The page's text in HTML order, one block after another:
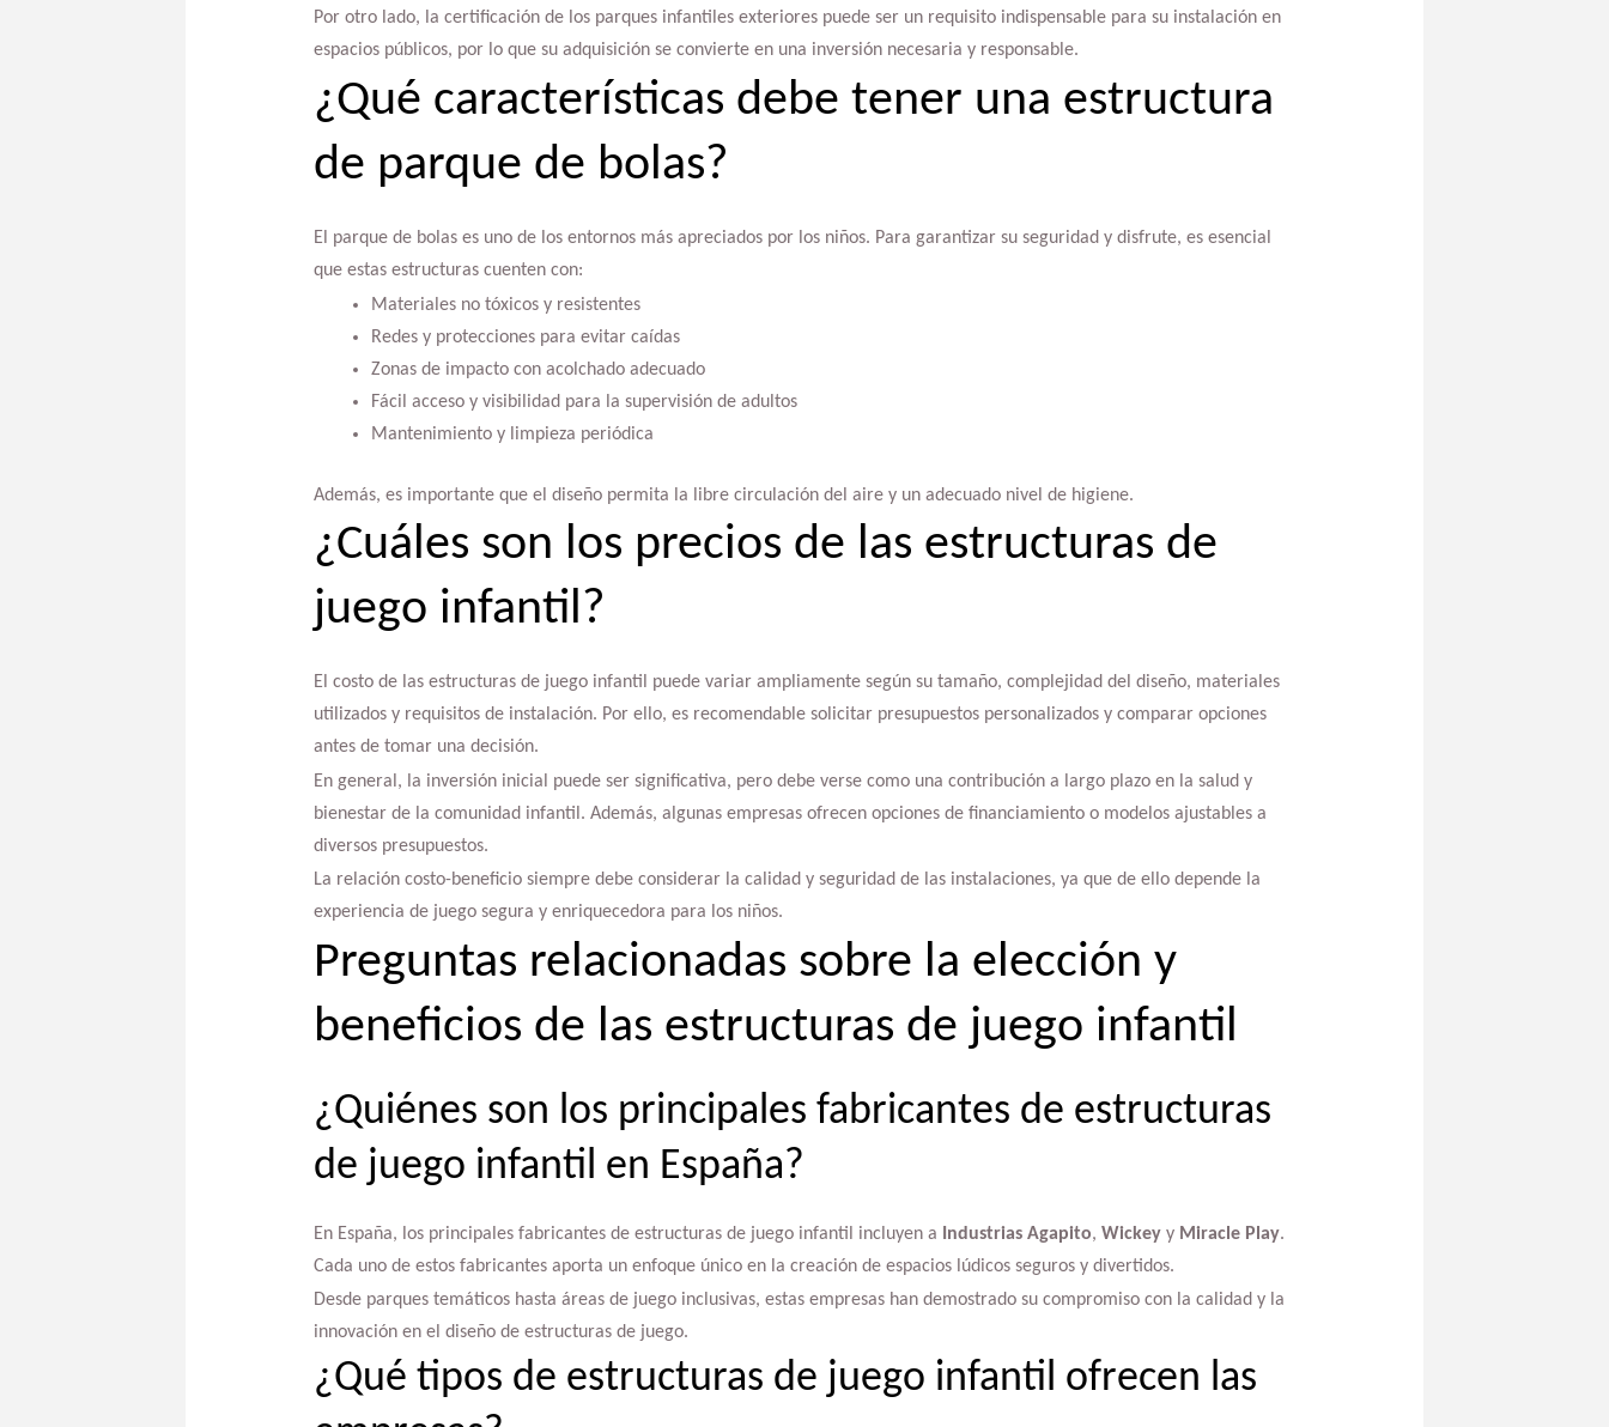
Por otro lado, la certificación de los parques infantiles exteriores puede ser un requisito indispensable para su instalación en
espacios públicos, por lo que su adquisición se convierte en una inversión necesaria y responsable.
¿Qué características debe tener una estructura
de parque de bolas?
El parque de bolas es uno de los entornos más apreciados por los niños. Para garantizar su seguridad y disfrute, es esencial
que estas estructuras cuenten con:
Materiales no tóxicos y resistentes
Redes y protecciones para evitar caídas
Zonas de impacto con acolchado adecuado
Fácil acceso y visibilidad para la supervisión de adultos
Mantenimiento y limpieza periódica
Además, es importante que el diseño permita la libre circulación del aire y un adecuado nivel de higiene.
¿Cuáles son los precios de las estructuras de
juego infantil?
El costo de las estructuras de juego infantil puede variar ampliamente según su tamaño, complejidad del diseño, materiales
utilizados y requisitos de instalación. Por ello, es recomendable solicitar presupuestos personalizados y comparar opciones
antes de tomar una decisión.
En general, la inversión inicial puede ser significativa, pero debe verse como una contribución a largo plazo en la salud y
bienestar de la comunidad infantil. Además, algunas empresas ofrecen opciones de financiamiento o modelos ajustables a
diversos presupuestos.
La relación costo-beneficio siempre debe considerar la calidad y seguridad de las instalaciones, ya que de ello depende la
experiencia de juego segura y enriquecedora para los niños.
Preguntas relacionadas sobre la elección y
beneficios de las estructuras de juego infantil
¿Quiénes son los principales fabricantes de estructuras
de juego infantil en España?
En España, los principales fabricantes de estructuras de juego infantil incluyen a Industrias Agapito, Wickeyy Miracle Play.
Cada uno de estos fabricantes aporta un enfoque único en la creación de espacios lúdicos seguros y divertidos.
Desde parques temáticos hasta áreas de juego inclusivas, estas empresas han demostrado su compromiso con la calidad y la
innovación en el diseño de estructuras de juego.
¿Qué tipos de estructuras de juego infantil ofrecen las